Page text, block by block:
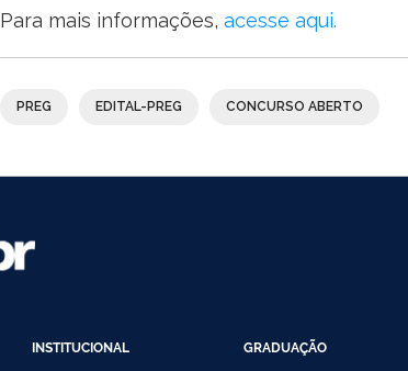
Para mais informações, acesse aqui.
PREG EDITAL-PREG CONCURSO ABERTO
INSTITUCIONAL GRADUAÇÃO